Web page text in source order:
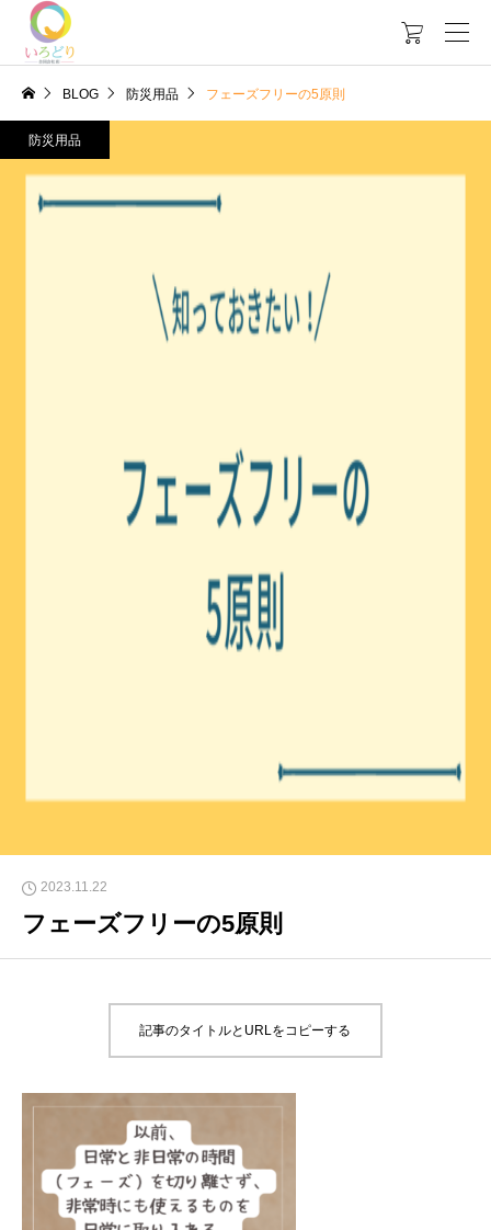

BLOG 防災用品 フェーズフリーの5原則
防災用品
2023.11.22
フェーズフリーの5原則
記事のタイトルとURLをコピーする